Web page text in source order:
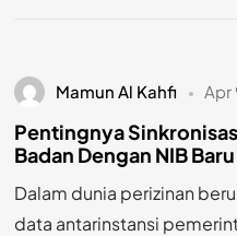
Mamun Al Kahfi Apr
Pentingnya
Badan Dengan NIB Baru
Dalam dunia perizinan
data antarinstansi